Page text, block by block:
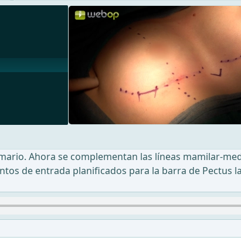
Ahora se complementan las líneas mamilar-
de entrada planificados para la barra de Pectus